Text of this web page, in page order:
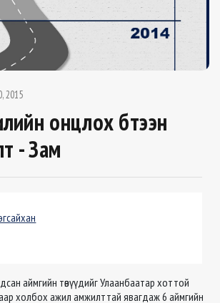
2015
онцлох бүтээн
- Зам
аймгийн төвүүдийг Улаанбаатар хоттой
холбох ажил амжилттай явагдаж 6 аймгийн